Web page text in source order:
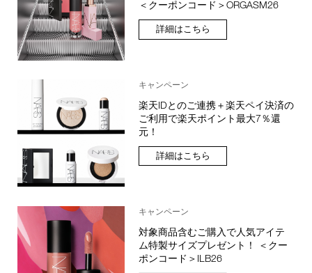
＜クーポンコード＞ORGASM26
詳細はこちら
キャンペーン
楽天IDとのご連携＋楽天ペイ決済の
ご利用で楽天ポイント最大7％還
元！
詳細はこちら
キャンペーン
対象商品含むご購入で人気アイテ
ム特製サイズプレゼント！ ＜クー
ポンコード＞ILB26